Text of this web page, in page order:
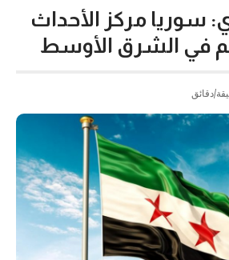
مركز الأحداث
في الشرق الأوسط